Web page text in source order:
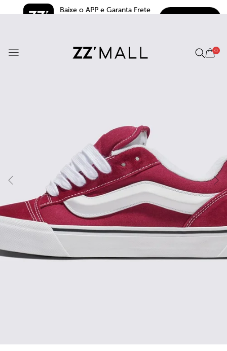
Baixe o APP e Garanta Frete
0